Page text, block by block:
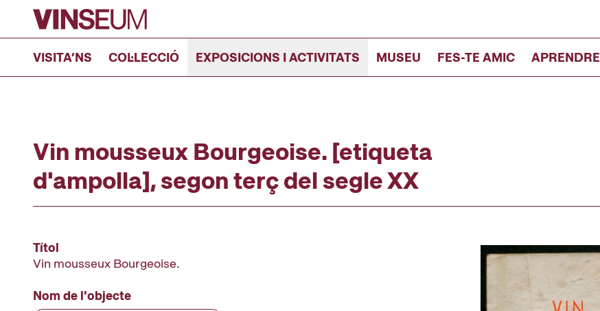
Anar al contingut
VISITA’NS COL·LECCIÓ EXPOSICIONS I ACTIVITATS MUSEU FES-TE AMIC APRENDRE
Vin mousseux Bourgeoise. [etiqueta
d'ampolla], segon terç del segle XX
Títol
Vin mousseux Bourgeoise.
Nom de l'objecte